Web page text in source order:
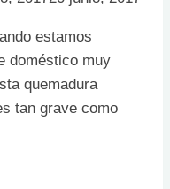
estamos
doméstico muy
quemadura
tan grave como